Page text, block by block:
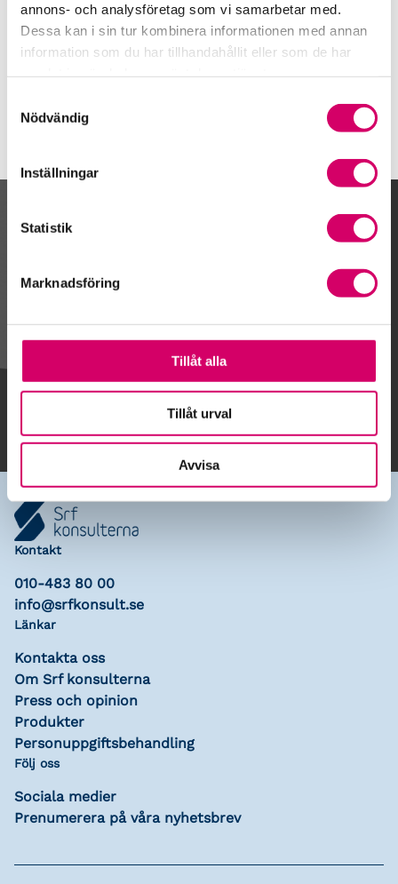
annons- och analysföretag som vi samarbetar med.
Dessa kan i sin tur kombinera informationen med annan
information som du har tillhandahållit eller som de har
Nödvändig
Inställningar
Statistik
Marknadsföring
Tillåt alla
Tillåt urval
Avvisa
Granitor Electro AB
Sandviken
Kalendarium
Gå till kalendariet
Lägg till i kalender
Kontakt
010-483 80 00
info@srfkonsult.se
Länkar
Kontakta oss
Om Srf konsulterna
Press och opinion
Produkter
Personuppgiftsbehandling
Följ oss
Sociala medier
Prenumerera på våra nyhetsbrev